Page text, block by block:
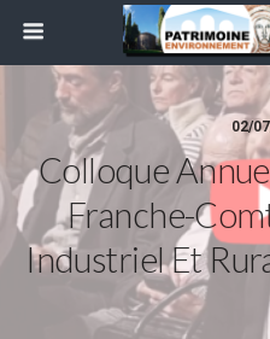
02/
Colloque
Franche-
Industriel Et